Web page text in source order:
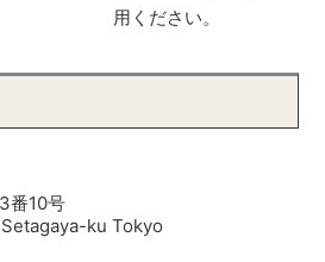
用ください。
番10号
ku Tokyo